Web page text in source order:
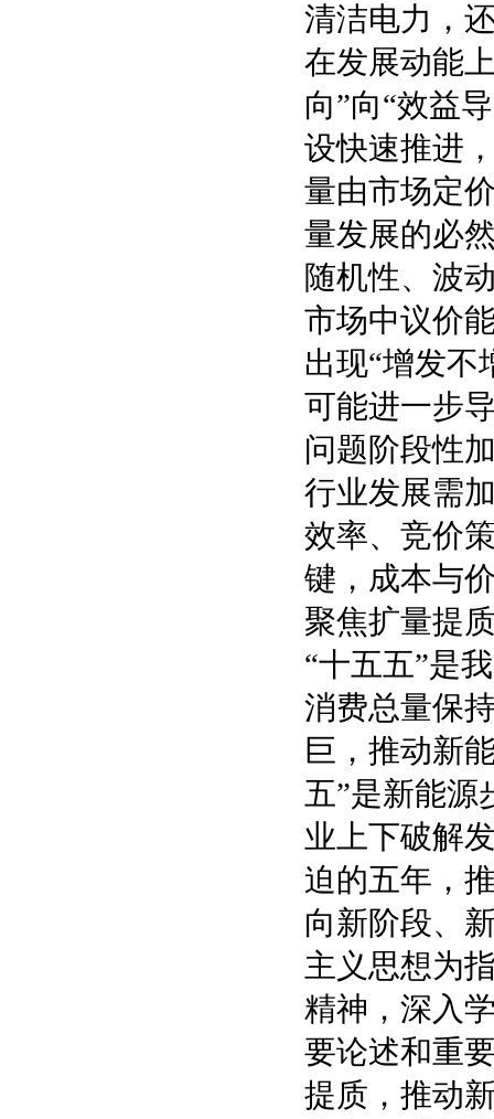
清洁电力，
在发展动能
向”向“效益
设快速推进
量由市场定
量发展的必
随机性、波
市场中议价
出现“增发不
可能进一步
问题阶段性
行业发展需
效率、竞价
键，成本与
聚焦扩量提
“十五五”是
消费总量保
巨，推动新
五”是新能源
业上下破解
迫的五年，
向新阶段、
主义思想为
精神，深入
要论述和重
提质，推动